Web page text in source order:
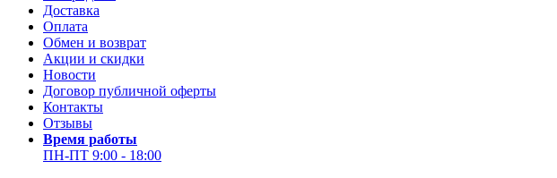
Доставка
Оплата
Обмен и возврат
Акции и скидки
Новости
Договор публичной оферты
Контакты
Отзывы
Время работы
ПН-ПТ 9:00 - 18:00